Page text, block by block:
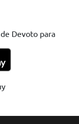
Devoto para